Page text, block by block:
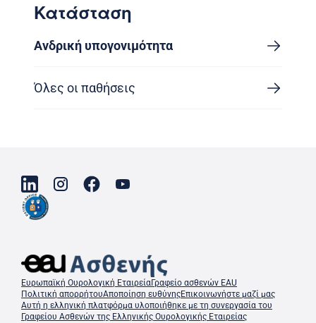
Κατάσταση
Ανδρική υπογονιμότητα
Όλες οι παθήσεις
Ευρωπαϊκή Ουρολογική ΕταιρείαΓραφείο ασθενών EAU
Πολιτική απορρήτουΑποποίηση ευθύνηςΕπικοινωνήστε μαζί μας
Αυτή η ελληνική πλατφόρμα υλοποιήθηκε με τη συνεργασία του
Γραφείου Ασθενών της Ελληνικής Ουρολογικής Εταιρείας